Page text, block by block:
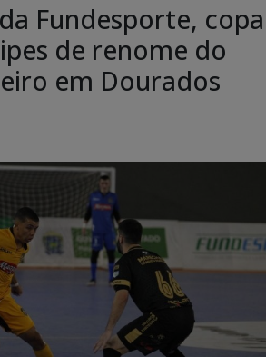
Fundesporte, copa
de renome do
em Dourados